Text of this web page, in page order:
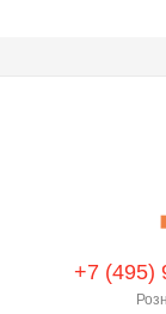
+7 (495)